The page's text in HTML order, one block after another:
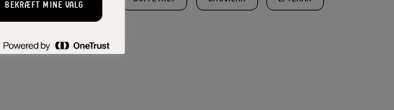
BEKRÆFT MINE VALG